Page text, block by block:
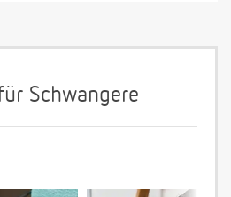
Schwangere